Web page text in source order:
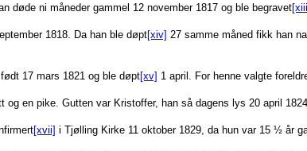
døde ni måneder gammel 12 november 1817 og ble begravet
1818. Da han ble døpt[xiv] 27 samme måned fikk han
17 mars 1821 og ble døpt[xv] 1 april. For henne valgte
og en pike. Gutten var Kristoffer, han så dagens lys 20 april
[xvii] i Tjølling Kirke 11 oktober 1829, da hun var 15 ½ år